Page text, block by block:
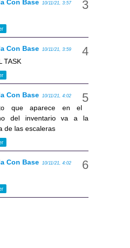
Con Base 10/11/21, 3:57
Con Base 10/11/21, 3:59
TASK
Con Base 10/11/21, 4:02
que aparece en el
del inventario va a la
de las escaleras
Con Base 10/11/21, 4:02